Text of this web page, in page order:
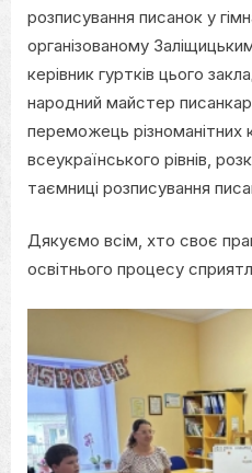
розписування писанок у
організованому
керівник гуртків цього
народний майстер
переможець різноманітних
всеукраїнського рівнів,
таємниці розписування
Дякуємо всім, хто своє
освітнього процесу